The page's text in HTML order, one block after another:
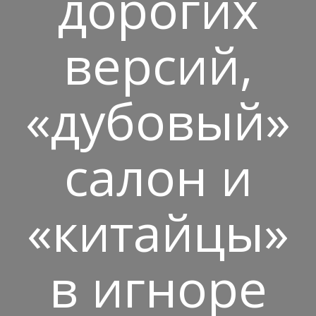
версий,
«дубовый»
салон и
«китайцы»
в игноре